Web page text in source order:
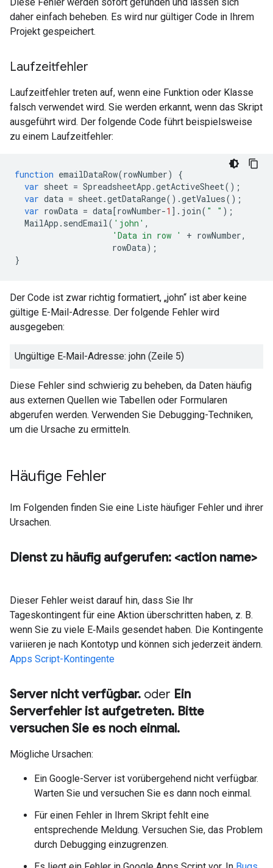
daher einfach beheben. Es wird nur gültiger Code in Ihrem
Projekt gespeichert.
Laufzeitfehler
Laufzeitfehler treten auf, wenn eine Funktion oder Klasse
falsch verwendet wird. Sie werden erkannt, wenn das Skript
ausgeführt wird. Der folgende Code führt beispielsweise
zu einem Laufzeitfehler:
function emailDataRow(rowNumber)
{
var sheet = SpreadsheetApp .getActiveSheet();
var data = sheet.getDataRange().getValues();
var rowData = data[rowNumber-1 ]. join( " " );
MailApp . sendEmail( 'john' ,
'Data in row '
+ rowNumber,
rowData);
}
Der Code ist zwar richtig formatiert, „john“ ist aber keine
gültige E-Mail-Adresse. Der folgende Fehler wird
ausgegeben:
Ungültige E‑Mail-Adresse: john (Zeile 5)
Diese Fehler sind schwierig zu beheben, da Daten häufig
aus externen Quellen wie Tabellen oder Formularen
abgerufen werden. Verwenden Sie Debugging-Techniken,
um die Ursache zu ermitteln.
Häufige Fehler
Im Folgenden finden Sie eine Liste häufiger Fehler und ihrer
Ursachen.
Dienst zu häufig aufgerufen: <action name>
Dieser Fehler weist darauf hin, dass Sie Ihr
Tageskontingent für eine Aktion überschritten haben, z. B.
wenn Sie zu viele E‑Mails gesendet haben. Die Kontingente
variieren je nach Kontotyp und können sich jederzeit ändern.
Apps Script-Kontingente
Server nicht verfügbar. oder Ein
Serverfehler ist aufgetreten. Bitte
versuchen Sie es noch einmal.
Mögliche Ursachen:
Ein Google-Server ist vorübergehend nicht verfügbar.
Warten Sie und versuchen Sie es dann noch einmal.
Für einen Fehler in Ihrem Skript fehlt eine
entsprechende Meldung. Versuchen Sie, das Problem
durch Debugging einzugrenzen.